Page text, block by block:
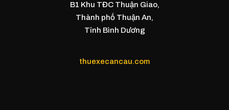
B1 Khu TĐC Thuận Giao,
Thành phố Thuận An,
Tỉnh Bình Dương
thuexecancau.com